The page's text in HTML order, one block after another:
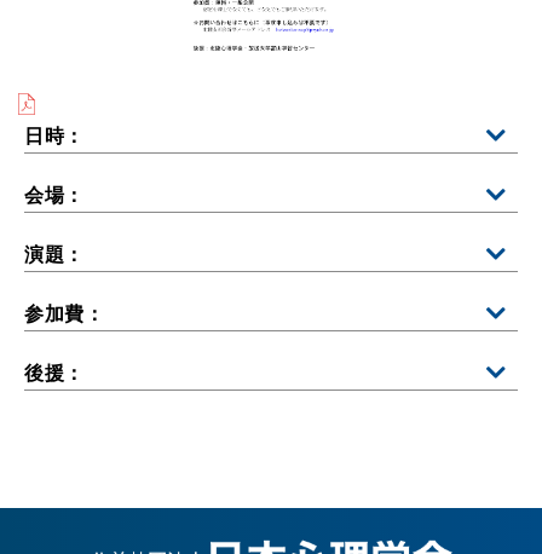
日時：
会場：
演題：
参加費：
後援：